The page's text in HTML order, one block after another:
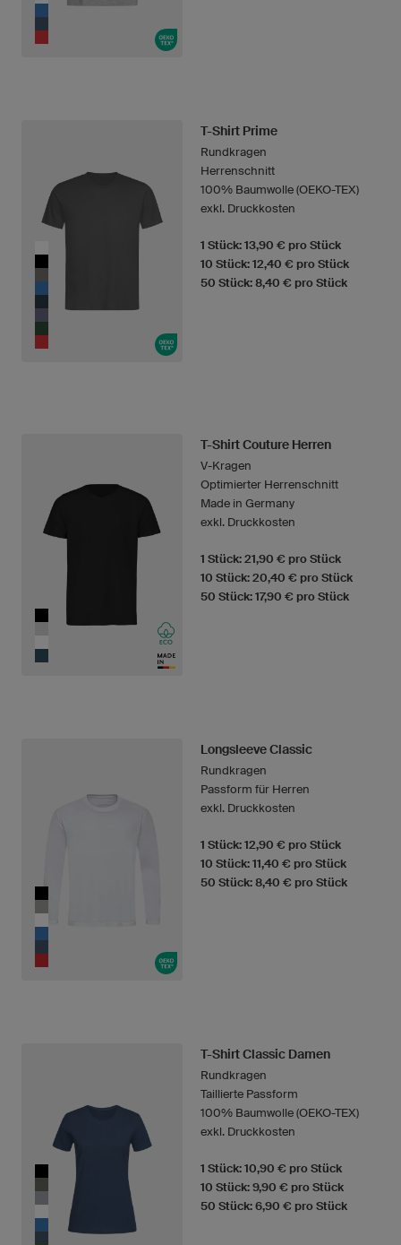
T-Shirt Prime
Rundkragen
Herrenschnitt
100% Baumwolle (OEKO-TEX)
exkl. Druckkosten
1 Stück: 13,90 € pro Stück
10 Stück: 12,40 € pro Stück
50 Stück: 8,40 € pro Stück
T-Shirt Couture Herren
V-Kragen
Optimierter Herrenschnitt
Made in Germany
exkl. Druckkosten
1 Stück: 21,90 € pro Stück
10 Stück: 20,40 € pro Stück
50 Stück: 17,90 € pro Stück
Longsleeve Classic
Rundkragen
Passform für Herren
exkl. Druckkosten
1 Stück: 12,90 € pro Stück
10 Stück: 11,40 € pro Stück
50 Stück: 8,40 € pro Stück
T-Shirt Classic Damen
Rundkragen
Taillierte Passform
100% Baumwolle (OEKO-TEX)
exkl. Druckkosten
1 Stück: 10,90 € pro Stück
10 Stück: 9,90 € pro Stück
50 Stück: 6,90 € pro Stück